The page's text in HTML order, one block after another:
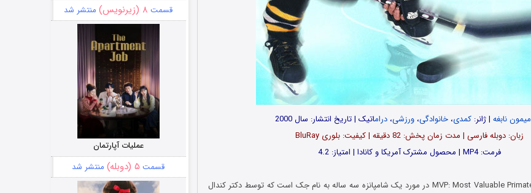
میمون نابغه | ژانر:کمدی،خانوادگی،ورزشی،دراماتیک | تاریخ انتشار: سال 2000
زبان: دوبله فارسی | مدت زمان پخش: 82 دقیقه | کیفیت: بلوری BluRay
فرمت: MP4 | محصول مشترک آمریکا و کانادا | امتیاز: 4.2
فیلم میمون نابغه MVP: Most Valuable Primate 2000 در مورد یک شامپانزه سه ساله به نام جک است که توسط دکتر کندال
قسمت ۸ (زیرنویس) منتشر شد
عملیات آپارتمان
قسمت ۵ (دوبله) منتشر شد